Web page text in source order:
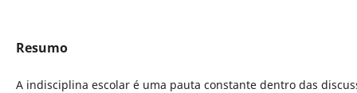
Resumo
A indisciplina escolar é uma pauta constante dentro das